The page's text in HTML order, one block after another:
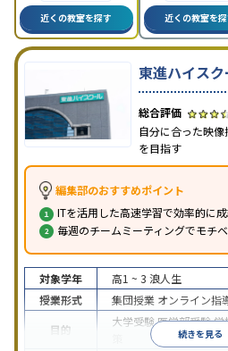
近くの教室を探す 近くの教室を
東進ハイス
自分に合った映
を目指す
編集部のおすすめポイント
ITを活用した高速学習で効率的に
毎週のチームミーティングでモチ
続きを見る
対象学年 高1 ~ 3 浪人生
授業形式
集団授業 オンライン指
目的
大学受験医学部受験学